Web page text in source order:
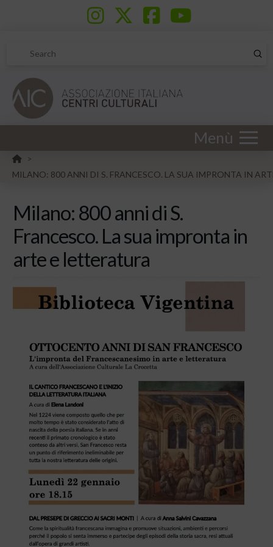
Search
Menù
HOME
>
MILANO: 800 ANNI DI S. FRANCESCO. LA SUA IMPRONTA IN
Milano: 800 anni di S.
Francesco. La sua impronta in
arte e letteratura